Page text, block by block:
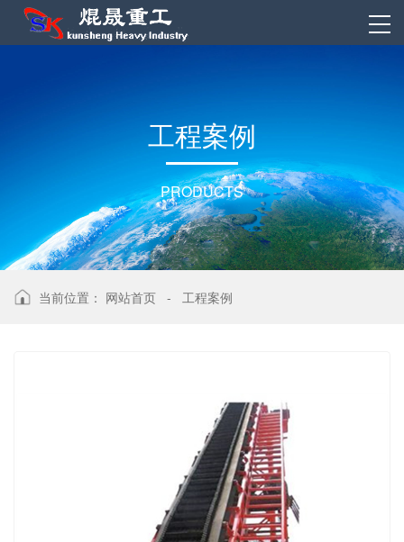
工程案例
PRODUCTS
当前位置： 网站首页 - 工程案例